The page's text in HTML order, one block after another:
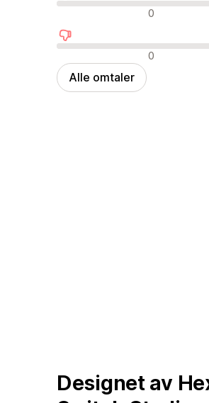
Nøytrale omtaler 0
Negative omtaler 0
Alle omtaler
Designet av